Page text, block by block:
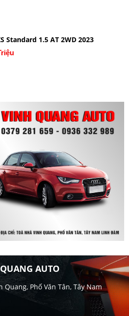
Standard 1.5 AT 2WD 2023
AUTO
Quang, Phố Văn Tân, Tây Nam